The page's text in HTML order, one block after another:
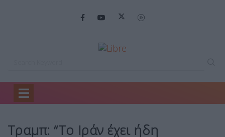
Home
Τραμπ: “Tο Ιράν έχει ήδη